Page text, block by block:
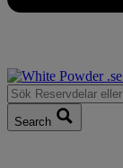
Search